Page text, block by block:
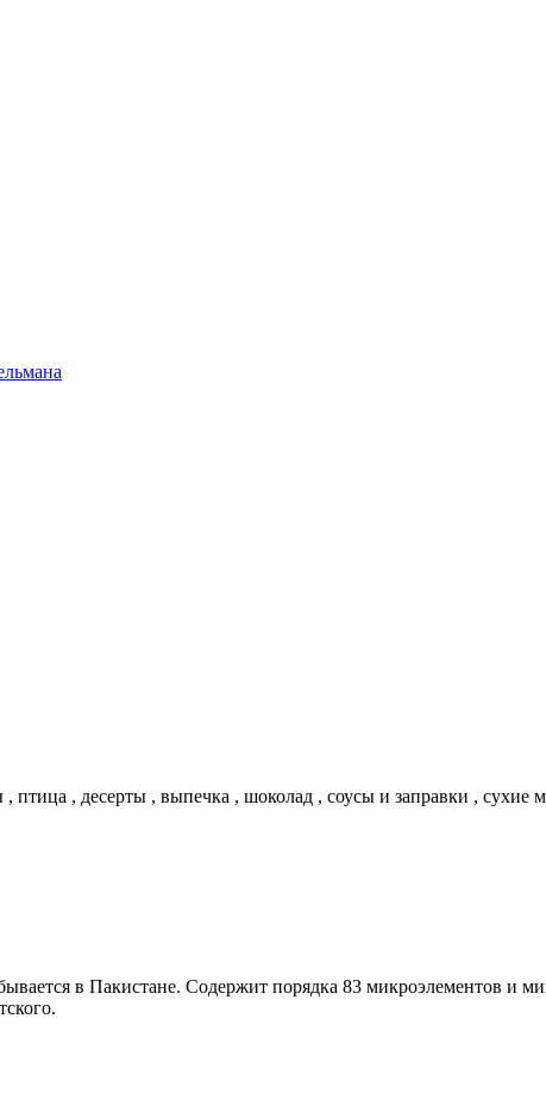
, десерты , выпечка , шоколад , соусы и заправки , сухие
в Пакистане. Содержит порядка 83 микроэлементов и